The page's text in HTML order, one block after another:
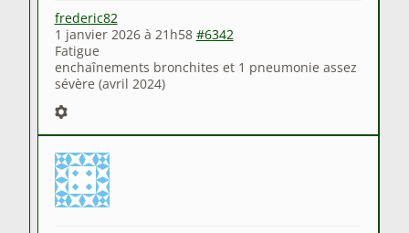
frederic82
1 janvier 2026 à 21h58 #6342
Fatigue
enchaînements bronchites et 1 pneumonie assez
sévère (avril 2024)